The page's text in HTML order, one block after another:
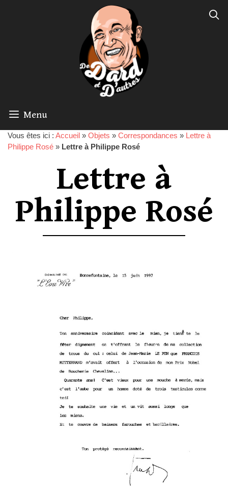
Menu
Vous êtes ici : Accueil » Objets » Correspondances » Lettre à
Philippe Rosé » Lettre à Philippe Rosé
Lettre à
Philippe Rosé